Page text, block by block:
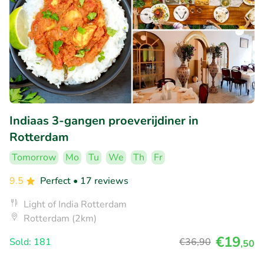
Indiaas 3-gangen proeverijdiner in
Rotterdam
Tomorrow Mo Tu We Th
Fr
9.5
Perfect • 17 reviews
Light of India Rotterdam
Rotterdam (2km)
Sold: 181
€36,90 €19,50